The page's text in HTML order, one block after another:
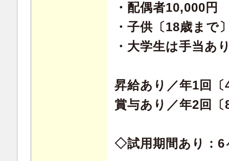
・配偶者10,000円
・子供〔18歳まで
・大学生は手当あ
昇給あり／年1回〔
賞与あり／年2回〔
◇試用期間あり：6